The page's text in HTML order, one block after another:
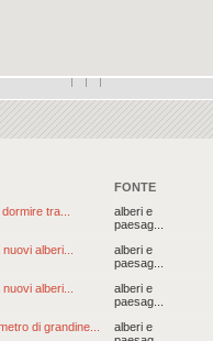
FONTE
tra...
alberi e
paesag...
alberi...
alberi e
paesag...
alberi...
alberi e
paesag...
di grandine...
alberi e